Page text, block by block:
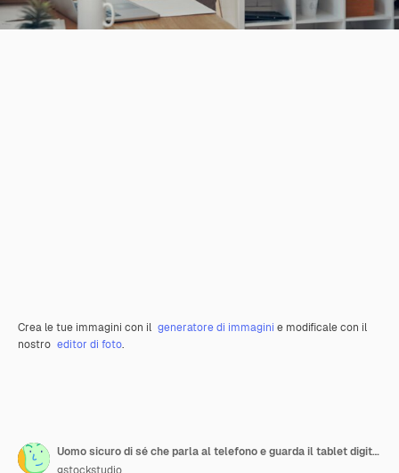
Crea le tue immagini con il generatore di immagini e modificale con il
nostro editor di foto.
Uomo sicuro di sé che parla al telefono e guarda il tablet digitale mentre è in ufficio